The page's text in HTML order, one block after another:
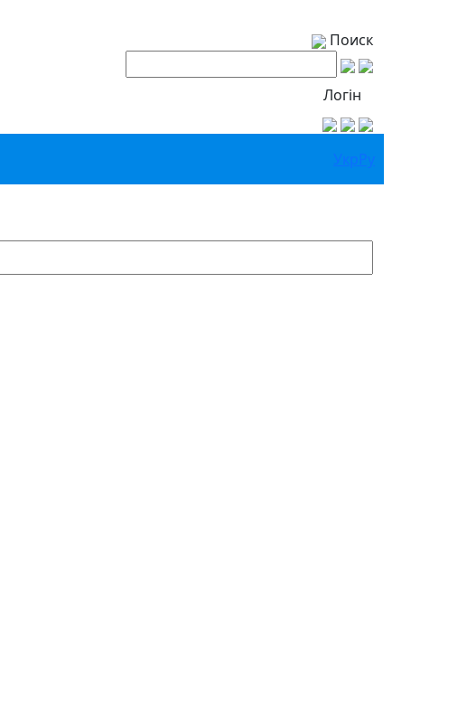
Поиск
Логін
УкрРу